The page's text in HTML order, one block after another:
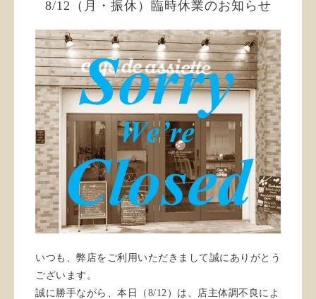
8/12（月・振休）臨時休業のお知らせ
いつも、弊店をご利用いただきまして誠にありがとう
ございます。
誠に勝手ながら、本日（8/12）は、店主体調不良によ